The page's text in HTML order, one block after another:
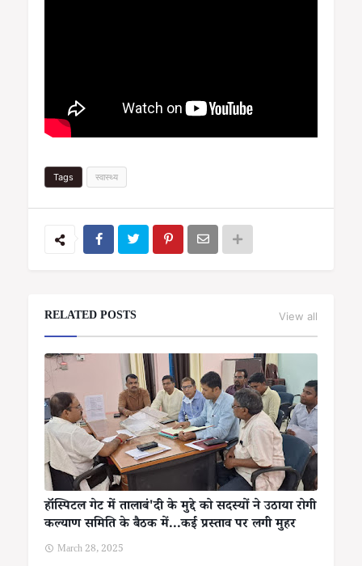
Tags स्वास्थ्य
RELATED POSTS View all
हॉस्पिटल गेट में तालाबं'दी के मुद्दे को सदस्यों ने उठाया रोगी
कल्याण समिति के बैठक में...कई प्रस्ताव पर लगी मुहर
March 28, 2025